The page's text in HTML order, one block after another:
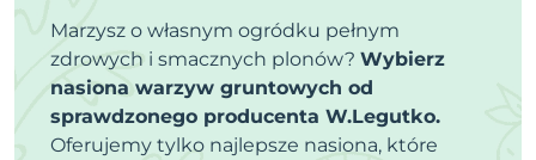
Marzysz o własnym ogródku pełnym
zdrowych i smacznych plonów? Wybierz
nasiona warzyw gruntowych od
sprawdzonego producenta W.Legutko.
Oferujemy tylko najlepsze nasiona, które